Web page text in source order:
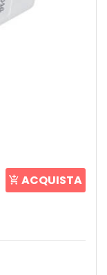
ACQUISTA